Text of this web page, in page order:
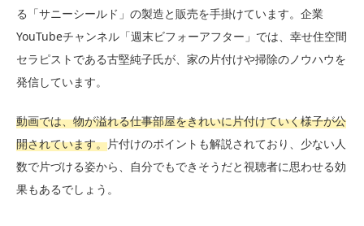
る「サニーシールド」の製造と販売を手掛けています。企業
YouTubeチャンネル「週末ビフォーアフター」では、幸せ住空間
セラピストである古堅純子氏が、家の片付けや掃除のノウハウを
発信しています。
動画では、物が溢れる仕事部屋をきれいに片付けていく様子が公
開されています。片付けのポイントも解説されており、少ない人
数で片づける姿から、自分でもできそうだと視聴者に思わせる効
果もあるでしょう。